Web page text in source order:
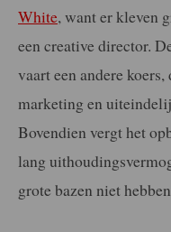
White, want er kleven
een creative director.
vaart een andere
marketing en
Bovendien vergt het
lang
grote bazen niet